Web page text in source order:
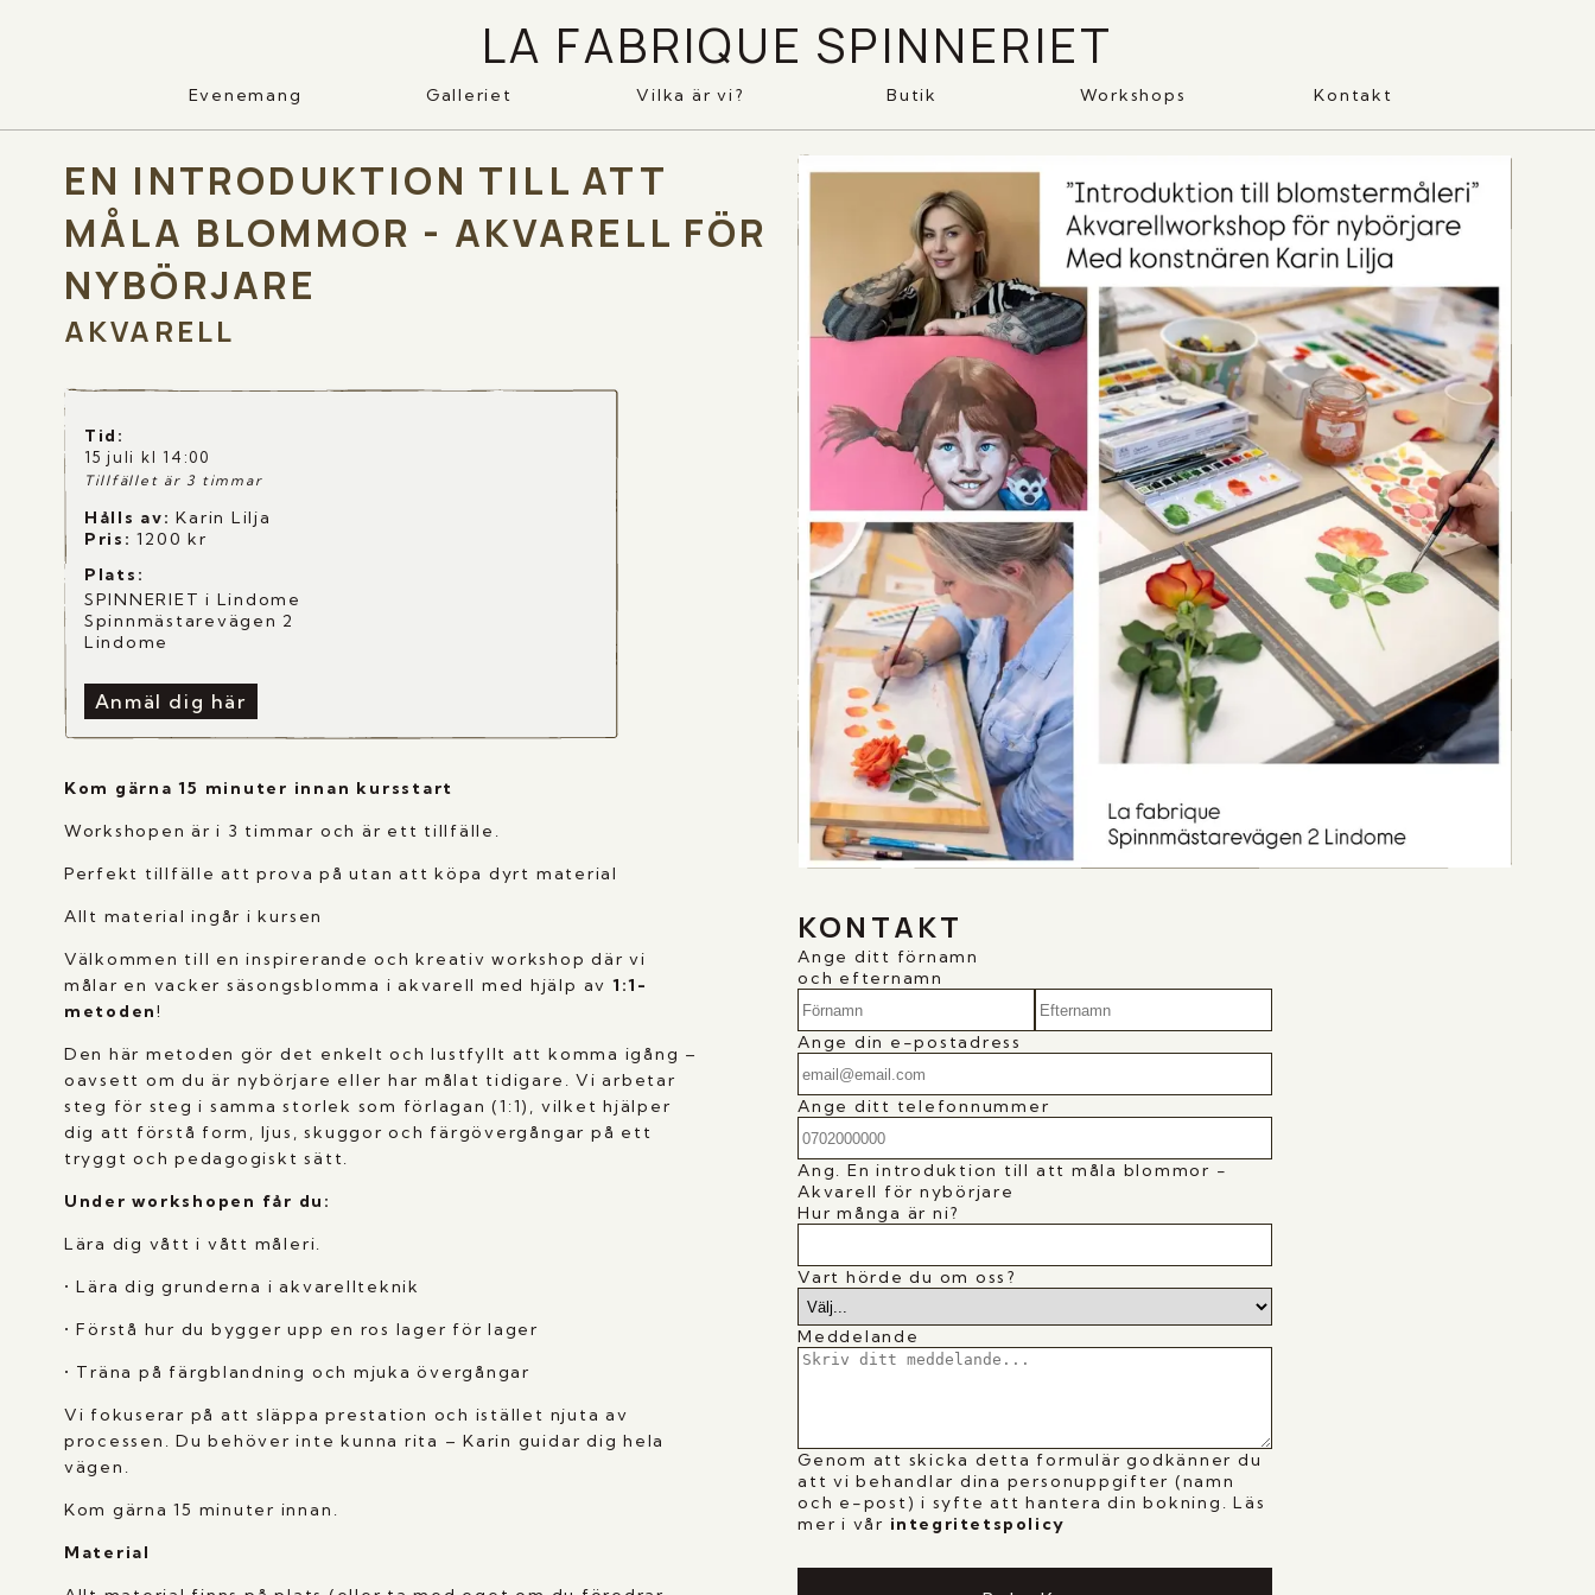
LA FABRIQUE SPINNERIET
Evenemang Galleriet Vilka är vi? Butik Workshops Kontakt
EN INTRODUKTION TILL ATT
MÅLA BLOMMOR - AKVARELL FÖR
NYBÖRJARE
AKVARELL
Tid :
15 juli kl 14:00
Tillfället är 3 timmar
Hålls av: Karin Lilja
Pris: 1200 kr
Plats:
SPINNERIET i Lindome
Spinnmästarevägen 2
Lindome
Anmäl dig här
Kom gärna 15 minuter innan kursstart
Workshopen är i 3 timmar och är ett tillfälle.
Perfekt tillfälle att prova på utan att köpa dyrt material
Allt material ingår i kursen
Välkommen till en inspirerande och kreativ workshop där vi
målar en vacker säsongsblomma i akvarell med hjälp av 1:1-
metoden!
Den här metoden gör det enkelt och lustfyllt att komma igång –
oavsett om du är nybörjare eller har målat tidigare. Vi arbetar
steg för steg i samma storlek som förlagan (1:1), vilket hjälper
dig att förstå form, ljus, skuggor och färgövergångar på ett
tryggt och pedagogiskt sätt.
Under workshopen får du:
Lära dig vått i vått måleri.
• Lära dig grunderna i akvarellteknik
• Förstå hur du bygger upp en ros lager för lager
• Träna på färgblandning och mjuka övergångar
Vi fokuserar på att släppa prestation och istället njuta av
processen. Du behöver inte kunna rita – Karin guidar dig hela
vägen.
Kom gärna 15 minuter innan.
Material
KONTAKT
Ange ditt förnamn
och efternamn
Ange din e-postadress
Ange ditt telefonnummer
Ang. En introduktion till att måla blommor -
Akvarell för nybörjare
Hur många är ni?
Vart hörde du om oss?
Meddelande
Genom att skicka detta formulär godkänner du
att vi behandlar dina personuppgifter (namn
och e-post) i syfte att hantera din bokning. Läs
mer i vår integritetspolicy